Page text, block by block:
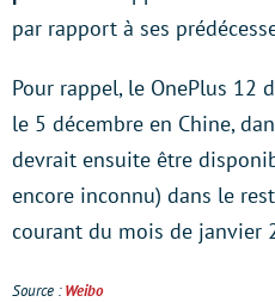
par rapport à ses
Pour rappel, le OnePlus 12
le 5 décembre en Chine,
devrait ensuite être
encore inconnu) dans le
courant du mois de janvier
Source :Weibo